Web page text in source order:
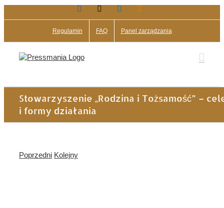
do
Facebook LinkedIn
Regulamin FAQ Panel zarządzania
Stowarzyszenie „Rodzina i Tożsamość” –
i formy działania
Poprzedni Kolejny